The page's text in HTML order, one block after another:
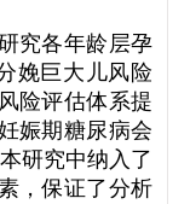
究各年龄层孕
娩巨大儿风险
险评估体系提
娠期糖尿病会
本研究中纳入了
，保证了分析